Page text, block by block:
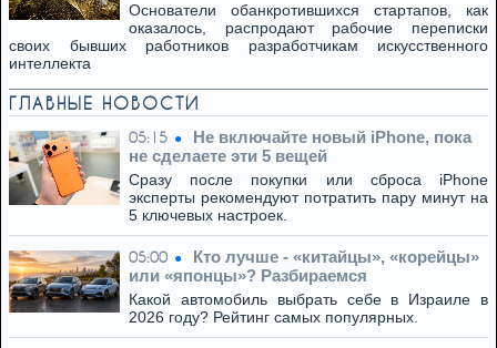
Основатели обанкротившихся стартапов, как
оказалось, распродают рабочие переписки
своих бывших работников разработчикам искусственного
интеллекта
ГЛАВНЫЕ НОВОСТИ
05:15
Не включайте новый iPhone, пока
не сделаете эти 5 вещей
Сразу после покупки или сброса iPhone
эксперты рекомендуют потратить пару минут на
5 ключевых настроек.
05:00
Кто лучше - «китайцы», «корейцы»
или «японцы»? Разбираемся
Какой автомобиль выбрать себе в Израиле в
2026 году? Рейтинг самых популярных.